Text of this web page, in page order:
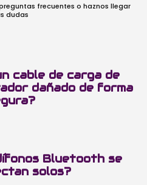
frecuentes o haznos llegar
dudas
cable de carga de
dañado de forma
Bluetooth se
solos?